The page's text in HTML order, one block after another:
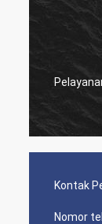
Kontak
Nomor